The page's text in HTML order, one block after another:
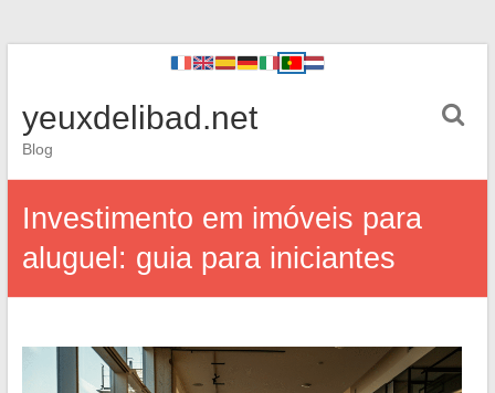
yeuxdelibad.net
Blog
Investimento em imóveis para
aluguel: guia para iniciantes